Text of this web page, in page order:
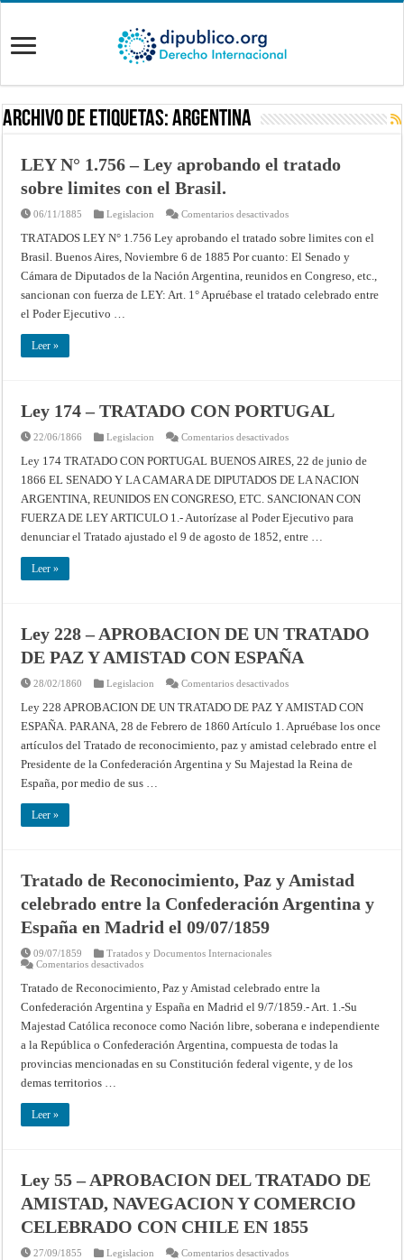
Archivo de Etiquetas:argentina
LEY N° 1.756 – Ley aprobando el tratado
sobre limites con el Brasil.
06/11/1885 Legislacion Comentarios desactivadosen
N°
1.756
–
aprobando
el
tratado
TRATADOS LEY N° 1.756 Ley aprobando el tratado sobre limites con el
Brasil. Buenos Aires, Noviembre 6 de 1885 Por cuanto: El Senado y
Cámara de Diputados de la Nación Argentina, reunidos en Congreso, etc.,
sancionan con fuerza de LEY: Art. 1° Apruébase el tratado celebrado entre
el Poder Ejecutivo …
Leer »
Ley 174 – TRATADO CON PORTUGAL
22/06/1866 Legislacion Comentarios desactivadosen
174
–
TRATADO
PORTUGAL
Ley 174 TRATADO CON PORTUGAL BUENOS AIRES, 22 de junio de
1866 EL SENADO Y LA CAMARA DE DIPUTADOS DE LA NACION
ARGENTINA, REUNIDOS EN CONGRESO, ETC. SANCIONAN CON
FUERZA DE LEY ARTICULO 1.- Autorízase al Poder Ejecutivo para
denunciar el Tratado ajustado el 9 de agosto de 1852, entre …
Leer »
Ley 228 – APROBACION DE UN TRATADO
DE PAZ Y AMISTAD CON ESPAÑA
28/02/1860 Legislacion Comentarios desactivadosen
228
–
APROBACION
DE
UN
TRATADO
DE
Ley 228 APROBACION DE UN TRATADO DE PAZ Y AMISTAD CON
ESPAÑA. PARANA, 28 de Febrero de 1860 Artículo 1. Apruébase los once
artículos del Tratado de reconocimiento, paz y amistad celebrado entre el
Presidente de la Confederación Argentina y Su Majestad la Reina de
España, por medio de sus …
Leer »
Tratado de Reconocimiento, Paz y Amistad
celebrado entre la Confederación Argentina y
España en Madrid el 09/07/1859
09/07/1859
Tratados y Documentos Internacionales
Comentarios desactivadosen
de
Reconocimiento,
Paz
y
Amistad
celebrado
entre
la
Confederación
Tratado de Reconocimiento, Paz y Amistad celebrado entre la
Confederación Argentina y España en Madrid el 9/7/1859.- Art. 1.-Su
Majestad Católica reconoce como Nación libre, soberana e independiente
a la República o Confederación Argentina, compuesta de todas la
provincias mencionadas en su Constitución federal vigente, y de los
demas territorios …
Leer »
Ley 55 – APROBACION DEL TRATADO DE
AMISTAD, NAVEGACION Y COMERCIO
CELEBRADO CON CHILE EN 1855
27/09/1855 Legislacion Comentarios desactivadosen